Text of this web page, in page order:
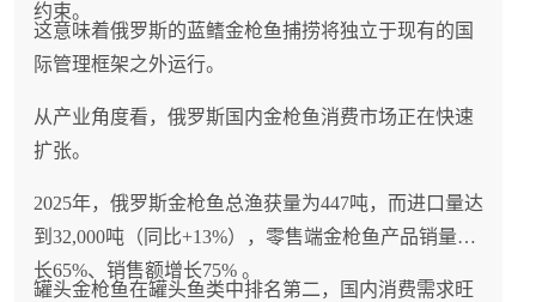
约束。
这意味着俄罗斯的蓝鳍金枪鱼捕捞将独立于现有的国
际管理框架之外运行。
从产业角度看，俄罗斯国内金枪鱼消费市场正在快速
扩张。
2025年，俄罗斯金枪鱼总渔获量为447吨，而进口量达
到32,000吨（同比+13%），零售端金枪鱼产品销量增
长65%、销售额增长75% 。
罐头金枪鱼在罐头鱼类中排名第二，国内消费需求旺